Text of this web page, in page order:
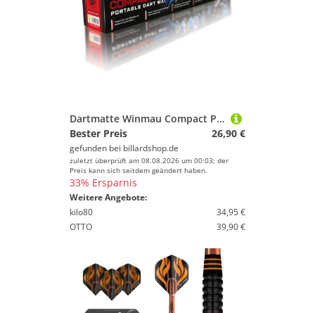
Dartmatte Winmau Compact Pro 8211
Bester Preis
26,90 €
gefunden bei billardshop.de
zuletzt überprüft am 08.08.2026 um 00:03; der
Preis kann sich seitdem geändert haben.
33% Ersparnis
Weitere Angebote:
kilo80
34,95 €
OTTO
39,90 €